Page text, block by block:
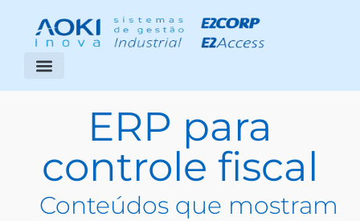
ERP para
controle fiscal
Conteúdos que mostram